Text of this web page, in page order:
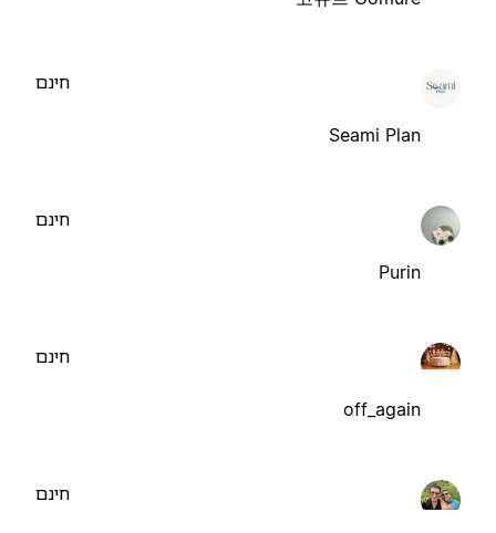
Seami Plan
חינם
Purin
חינם
off_again
חינם
חינם